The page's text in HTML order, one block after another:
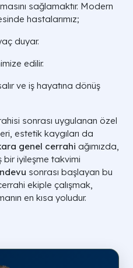
sağlamaktır. Modern
hastalarımız;
duyar.
edilir.
ve iş hayatına dönüş
sonrası uygulanan özel
estetik kaygıları da
genel cerrahi ağımızda,
bir iyileşme takvimi
sonrası başlayan bu
ekiple çalışmak,
en kısa yoludur.